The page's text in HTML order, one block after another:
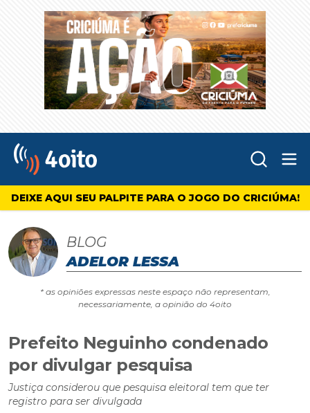
4oito
DEIXE AQUI SEU PALPITE PARA O JOGO DO CRICIÚMA!
BLOG
ADELOR LESSA
* as opiniões expressas neste espaço não representam,
necessariamente, a opinião do 4oito
Prefeito Neguinho condenado
por divulgar pesquisa
Justiça considerou que pesquisa eleitoral tem que ter
registro para ser divulgada